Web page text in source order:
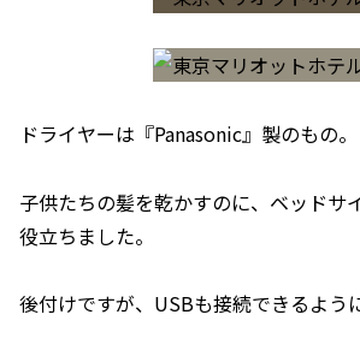
ドライヤーは『Panasonic』製のもの。
子供たちの髪を乾かすのに、ベッドサ
役立ちました。
後付けですが、USBも接続できるよう